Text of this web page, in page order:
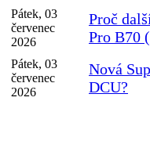
Pátek, 03
červenec
2026
Proč
Pro B70
Pátek, 03
červenec
2026
Nová
DCU?